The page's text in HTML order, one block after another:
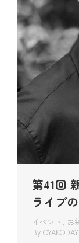
第41回
ライブ
イベント , お
By